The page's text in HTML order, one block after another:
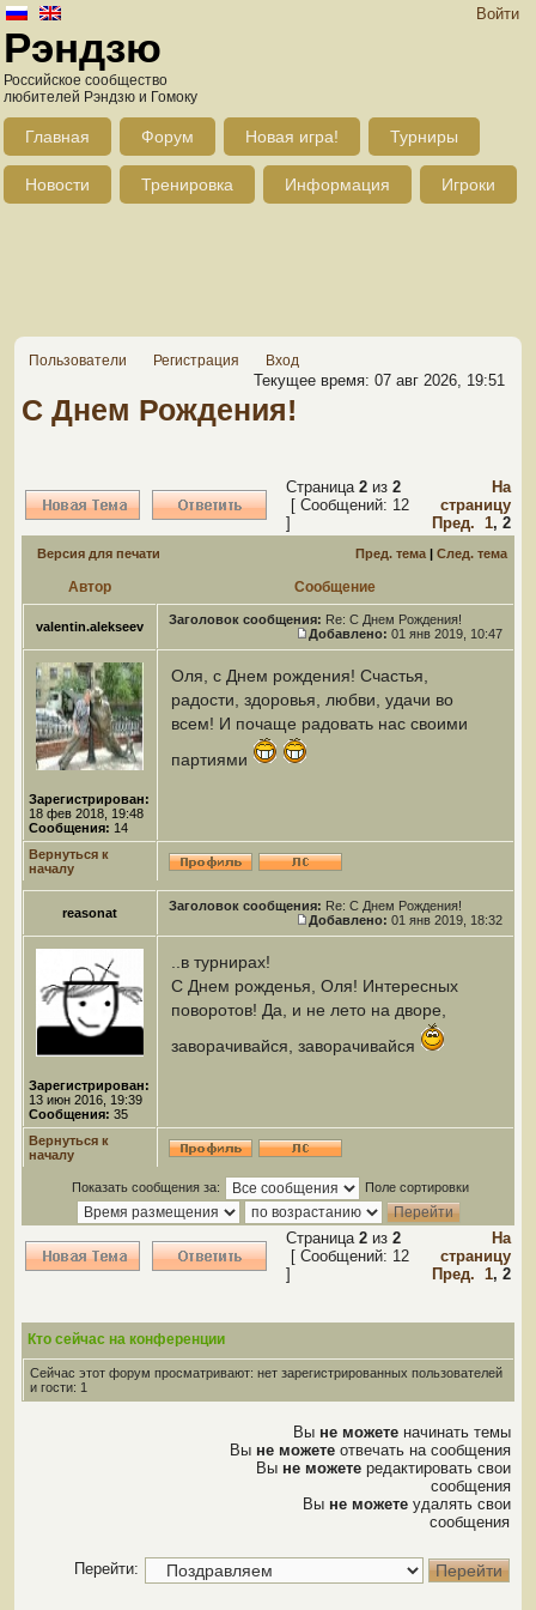
Войти
Рэндзю
Российское сообщество
любителей Рэндзю и Гомоку
Главная Форум Новая игра! Турниры
Новости Тренировка Информация Игроки
Пользователи Регистрация Вход
Текущее время: 07 авг 2026, 19:51
С Днем Рождения!
Страница 2 из 2
[ Сообщений: 12
]
На
страницу
Пред. 1, 2
Версия для печати Пред. тема | След. тема
Автор Сообщение
valentin.alekseev Заголовок сообщения: Re: С Днем Рождения!
Добавлено: 01 янв 2019, 10:47
Зарегистрирован:
18 фев 2018, 19:48
Сообщения: 14
Оля, с Днем рождения! Счастья,
радости, здоровья, любви, удачи во
всем! И почаще радовать нас своими
партиями
Вернуться к
началу
reasonat Заголовок сообщения: Re: С Днем Рождения!
Добавлено: 01 янв 2019, 18:32
Зарегистрирован:
13 июн 2016, 19:39
Сообщения: 35
..в турнирах!
С Днем рожденья, Оля! Интересных
поворотов! Да, и не лето на дворе,
заворачивайся, заворачивайся
Вернуться к
началу
Показать сообщения за: Поле сортировки
Страница 2 из 2
[ Сообщений: 12
]
На
страницу
Пред. 1, 2
Кто сейчас на конференции
Сейчас этот форум просматривают: нет зарегистрированных пользователей
и гости: 1
Вы не можете начинать темы
Вы не можете отвечать на сообщения
Вы не можете редактировать свои
сообщения
Вы не можете удалять свои
сообщения
Перейти: